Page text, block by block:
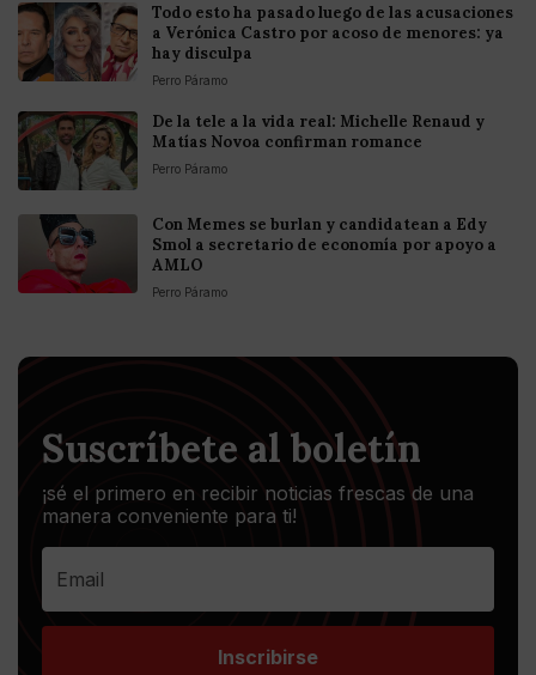
Todo esto ha pasado luego de las acusaciones
a Verónica Castro por acoso de menores: ya
hay disculpa
Perro Páramo
De la tele a la vida real: Michelle Renaud y
Matías Novoa confirman romance
Perro Páramo
Con Memes se burlan y candidatean a Edy
Smol a secretario de economía por apoyo a
AMLO
Perro Páramo
Suscríbete al boletín
¡sé el primero en recibir noticias frescas de una
manera conveniente para ti!
Inscribirse